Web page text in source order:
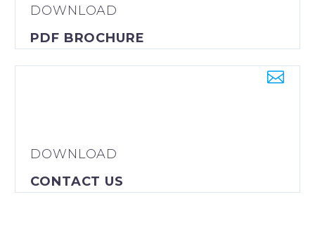
DOWNLOAD
PDF BROCHURE


DOWNLOAD
CONTACT US